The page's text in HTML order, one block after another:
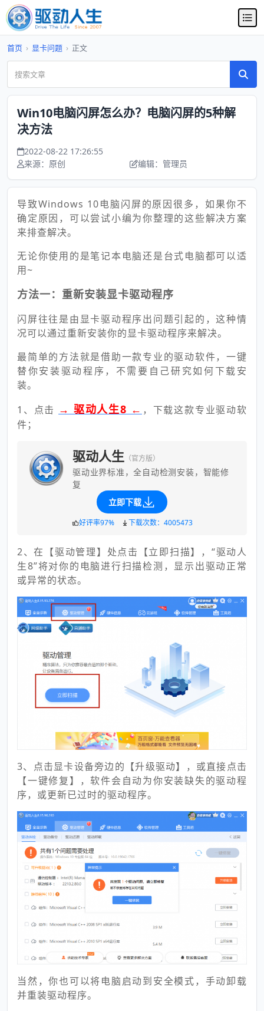
首页 › 显卡问题 › 正文
Win10电脑闪屏怎么办？电脑闪屏的5种解
决方法
2022-08-22 17:26:55
来源：原创
编辑：管理员
导致Windows 10电脑闪屏的原因很多，如果你不
确定原因，可以尝试小编为你整理的这些解决方案
来排查解决。
无论你使用的是笔记本电脑还是台式电脑都可以适
用~
方法一：重新安装显卡驱动程序
闪屏往往是由显卡驱动程序出问题引起的，这种情
况可以通过重新安装你的显卡驱动程序来解决。
最简单的方法就是借助一款专业的驱动软件，一键
替你安装驱动程序，不需要自己研究如何下载安
装。
1、点击 → 驱动人生8 ← ，下载这款专业驱动软
件；
驱动人生 （官方版）
驱动业界标准，全自动检测安装，智能修
复
立即下载
好评率97% 下载次数：4005473
2、在【驱动管理】处点击【立即扫描】，“驱动人
生8”将对你的电脑进行扫描检测，显示出驱动正常
或异常的状态。
3、点击显卡设备旁边的【升级驱动】，或直接点击
【一键修复】，软件会自动为你安装缺失的驱动程
序，或更新已过时的驱动程序。
当然，你也可以将电脑启动到安全模式，手动卸载
并重装驱动程序。